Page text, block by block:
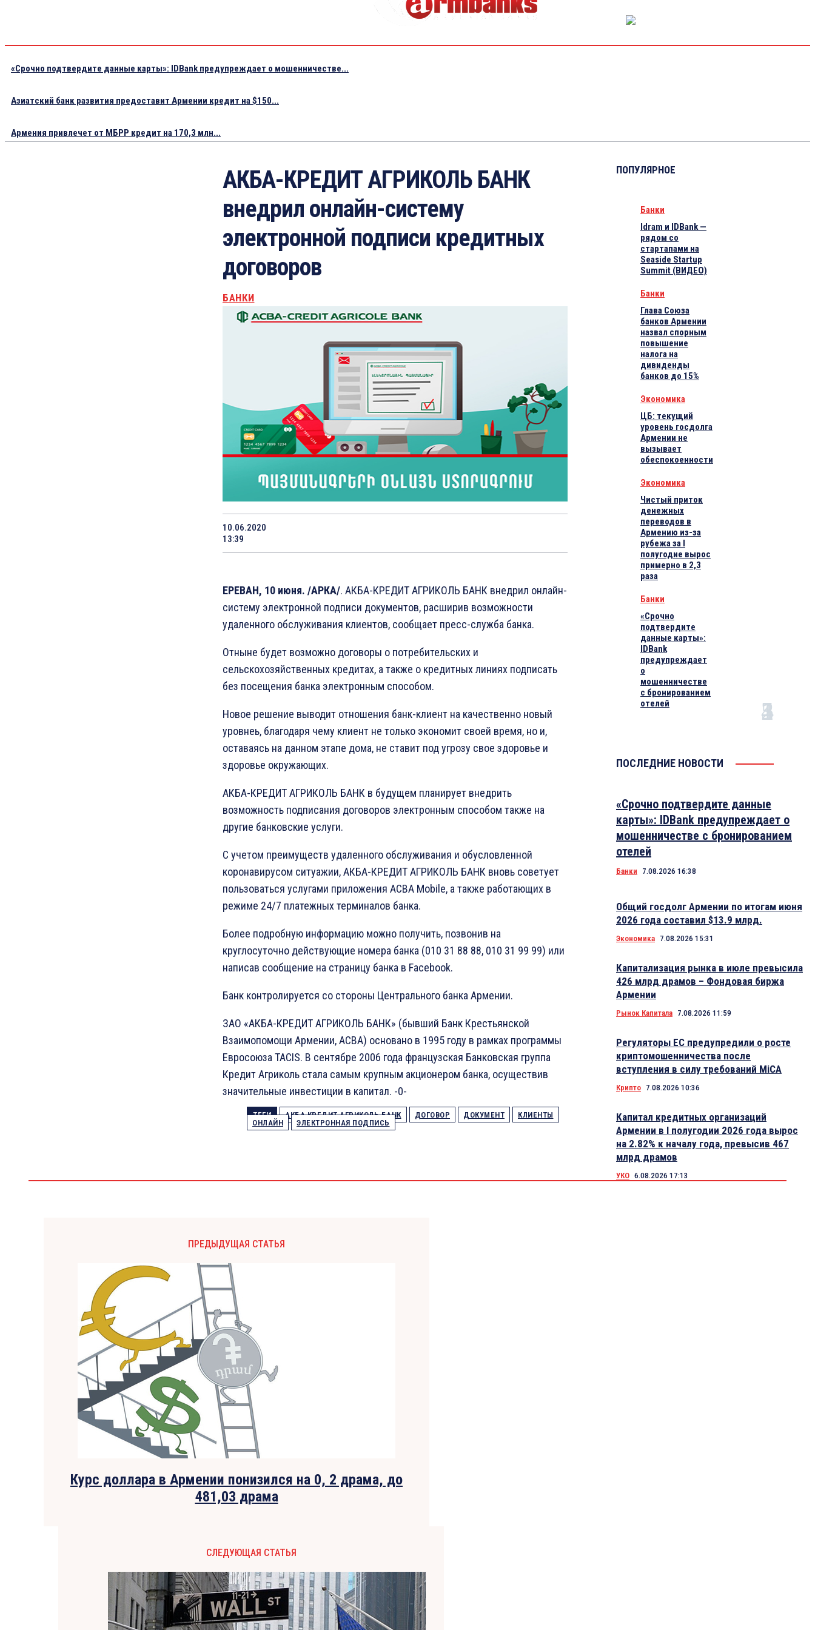
«Срочно подтвердите данные карты»: IDBank предупреждает о мошенничестве...
Азиатский банк развития предоставит Армении кредит на $150...
Армения привлечет от МБРР кредит на 170,3 млн...
АКБА-КРЕДИТ АГРИКОЛЬ БАНК
внедрил онлайн-систему
электронной подписи кредитных
договоров
БАНКИ
10.06.2020
13:39
ЕРЕВАН, 10 июня. /АРКА/. АКБА-КРЕДИТ АГРИКОЛЬ БАНК внедрил онлайн-
систему электронной подписи документов, расширив возможности
удаленного обслуживания клиентов, сообщает пресс-служба банка.
Отныне будет возможно договоры о потребительских и
сельскохозяйственных кредитах, а также о кредитных линиях подписать
без посещения банка электронным способом.
Новое решение выводит отношения банк-клиент на качественно новый
уровнеь, благодаря чему клиент не только экономит своей время, но и,
оставаясь на данном этапе дома, не ставит под угрозу свое здоровье и
здоровье окружающих.
АКБА-КРЕДИТ АГРИКОЛЬ БАНК в будущем планирует внедрить
возможность подписания договоров электронным способом также на
другие банковские услуги.
С учетом преимуществ удаленного обслуживания и обусловленной
коронавирусом ситуажии, АКБА-КРЕДИТ АГРИКОЛЬ БАНК вновь советует
пользоваться услугами приложения ACBA Mobile, а также работающих в
режиме 24/7 платежных терминалов банка.
Более подробную информацию можно получить, позвонив на
круглосуточно действующие номера банка (010 31 88 88, 010 31 99 99) или
написав сообщение на страницу банка в Facebook.
Банк контролируется со стороны Центрального банка Армении.
ЗАО «АКБА-КРЕДИТ АГРИКОЛЬ БАНК» (бывший Банк Крестьянской
Взаимопомощи Армении, ACBA) основано в 1995 году в рамках программы
Евросоюза TACIS. В сентябре 2006 года французская Банковская группа
Кредит Агриколь стала самым крупным акционером банка, осуществив
значительные инвестиции в капитал. -0-
ТЕГИ АКБА КРЕДИТ АГРИКОЛЬ БАНК ДОГОВОР ДОКУМЕНТ
КЛИЕНТЫ
ОНЛАЙН
ЭЛЕКТРОННАЯ ПОДПИСЬ
ПОПУЛЯРНОЕ
Банки
Idram и IDBank —
рядом со
стартапами на
Seaside Startup
Summit (ВИДЕО)
Банки
Глава Союза
банков Армении
назвал спорным
повышение
налога на
дивиденды
банков до 15%
Экономика
ЦБ: текущий
уровень госдолга
Армении не
вызывает
обеспокоенности
Экономика
Чистый приток
денежных
переводов в
Армению из-за
рубежа за I
полугодие вырос
примерно в 2,3
раза
Банки
«Срочно
подтвердите
данные карты»:
IDBank
предупреждает
о
мошенничестве
с бронированием
отелей
ПОСЛЕДНИЕ НОВОСТИ
«Срочно подтвердите данные
карты»: IDBank предупреждает о
мошенничестве с бронированием
отелей
Банки 7.08.2026 16:38
Общий госдолг Армении по итогам июня
2026 года составил $13.9 млрд.
Экономика 7.08.2026 15:31
Капитализация рынка в июле превысила
426 млрд драмов – Фондовая биржа
Армении
Рынок Капитала 7.08.2026 11:59
Регуляторы ЕС предупредили о росте
криптомошенничества после
вступления в силу требований MiCA
Крипто 7.08.2026 10:36
Капитал кредитных организаций
Армении в I полугодии 2026 года вырос
на 2.82% к началу года, превысив 467
млрд драмов
УКО 6.08.2026 17:13
ПРЕДЫДУЩАЯ СТАТЬЯ
Курс доллара в Армении понизился на 0, 2 драма, до
481,03 драма
СЛЕДУЮЩАЯ СТАТЬЯ